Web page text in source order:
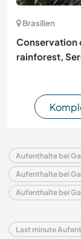
Brasilien
Conservation
rainforest,